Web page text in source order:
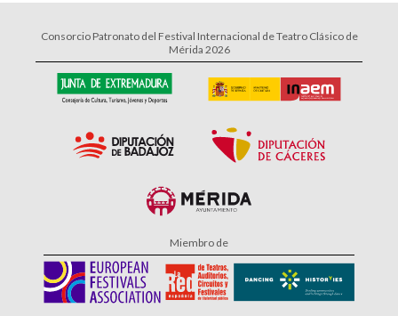
Consorcio Patronato del Festival Internacional de Teatro Clásico de
Mérida 2026
Miembro de